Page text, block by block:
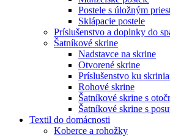
Postele s úložným
Sklápacie postele
Príslušenstvo a doplnky do
Šatníkové skrine
Nadstavce na skrine
Otvorené skrine
Príslušenstvo ku
Rohové skrine
Šatníkové skrine s
Šatníkové skrine s
Textil do domácnosti
Koberce a rohožky